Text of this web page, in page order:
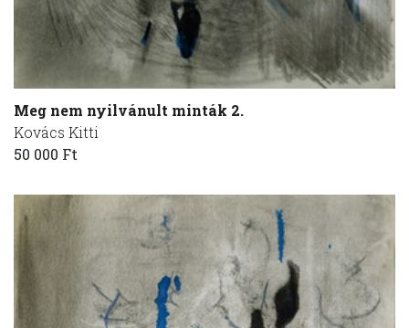
Meg nem nyilvánult minták 2.
Kovács Kitti
50 000 Ft